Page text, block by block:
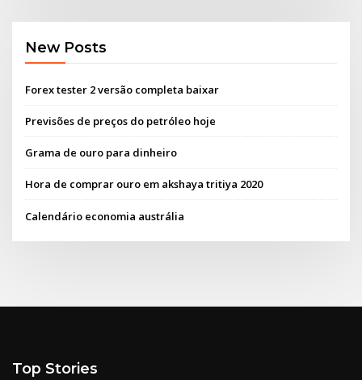
New Posts
Forex tester 2 versão completa baixar
Previsões de preços do petróleo hoje
Grama de ouro para dinheiro
Hora de comprar ouro em akshaya tritiya 2020
Calendário economia austrália
Top Stories